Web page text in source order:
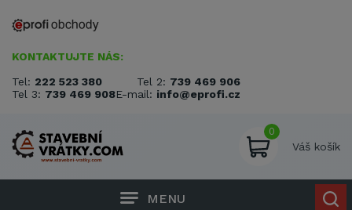
KONTAKTUJTE NÁS:
Tel: 222 523 380 Tel 2: 739 469 906
Tel 3: 739 469 908E-mail: info@eprofi.cz
0
Váš košík
MENU